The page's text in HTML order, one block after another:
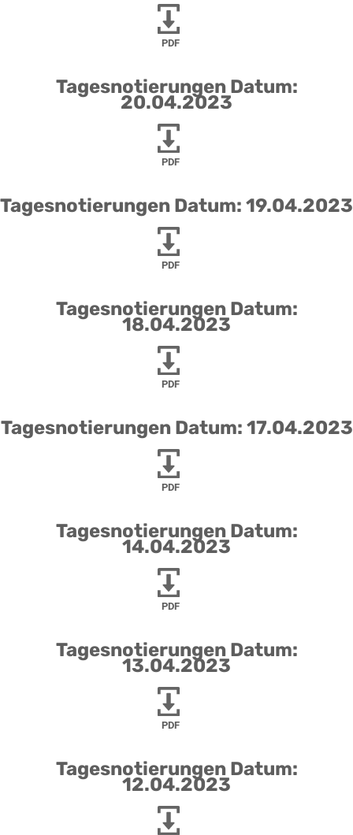
PDF
Tagesnotierungen Datum:
20.04.2023
PDF
Tagesnotierungen Datum: 19.04.2023
PDF
Tagesnotierungen Datum:
18.04.2023
PDF
Tagesnotierungen Datum: 17.04.2023
PDF
Tagesnotierungen Datum:
14.04.2023
PDF
Tagesnotierungen Datum:
13.04.2023
PDF
Tagesnotierungen Datum:
12.04.2023